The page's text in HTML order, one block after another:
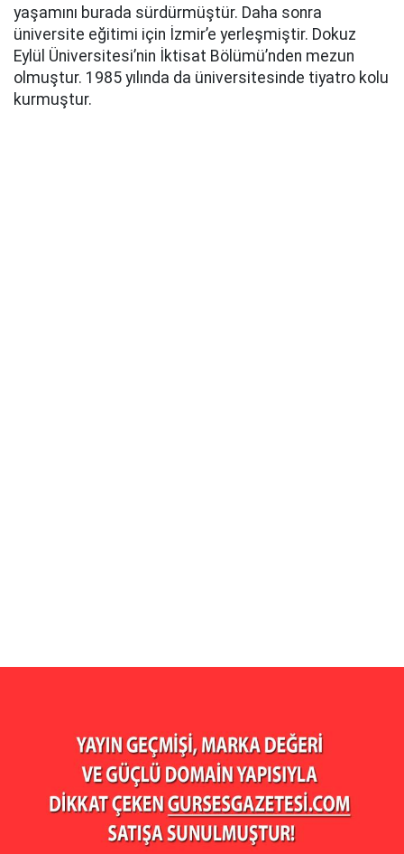
yaşamını burada sürdürmüştür. Daha sonra
üniversite eğitimi için İzmir’e yerleşmiştir. Dokuz
Eylül Üniversitesi’nin İktisat Bölümü’nden mezun
olmuştur. 1985 yılında da üniversitesinde tiyatro kolu
kurmuştur.